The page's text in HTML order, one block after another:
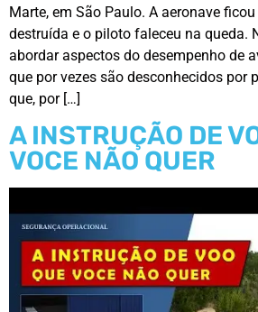
Marte, em São Paulo. A aeronave
destruída e o piloto faleceu na queda.
abordar aspectos do desempenho de
que por vezes são desconhecidos por
que, por […]
A INSTRUÇÃO DE
VOCE NÃO QUER